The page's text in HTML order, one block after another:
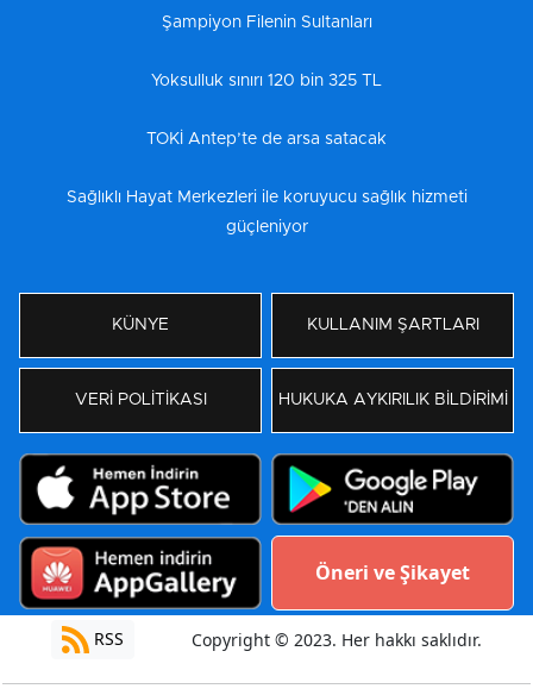
Şampiyon Filenin Sultanları
Yoksulluk sınırı 120 bin 325 TL
TOKİ Antep’te de arsa satacak
Sağlıklı Hayat Merkezleri ile koruyucu sağlık hizmeti
güçleniyor
KÜNYE KULLANIM ŞARTLARI
VERİ POLİTİKASI HUKUKA AYKIRILIK BİLDİRİMİ
Öneri ve Şikayet
RSS Copyright © 2023. Her hakkı saklıdır.